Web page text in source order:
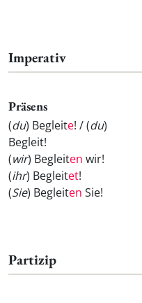
Imperativ
Präsens
(du) Begleite! / (du)
Begleit!
(wir) Begleiten wir!
(ihr) Begleitet!
(Sie) Begleiten Sie!
Partizip